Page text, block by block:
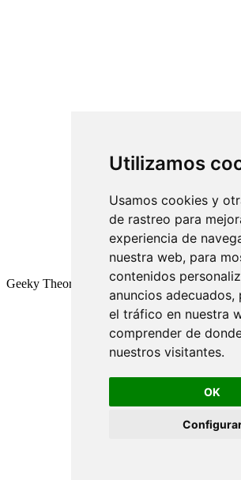
Utilizamos
Usamos cookies y
de rastreo para
experiencia de
nuestra web, para
contenidos
anuncios adecuados,
el tráfico en nuestra
comprender de
nuestros visitantes.
OK
Geeky Theory © 2026